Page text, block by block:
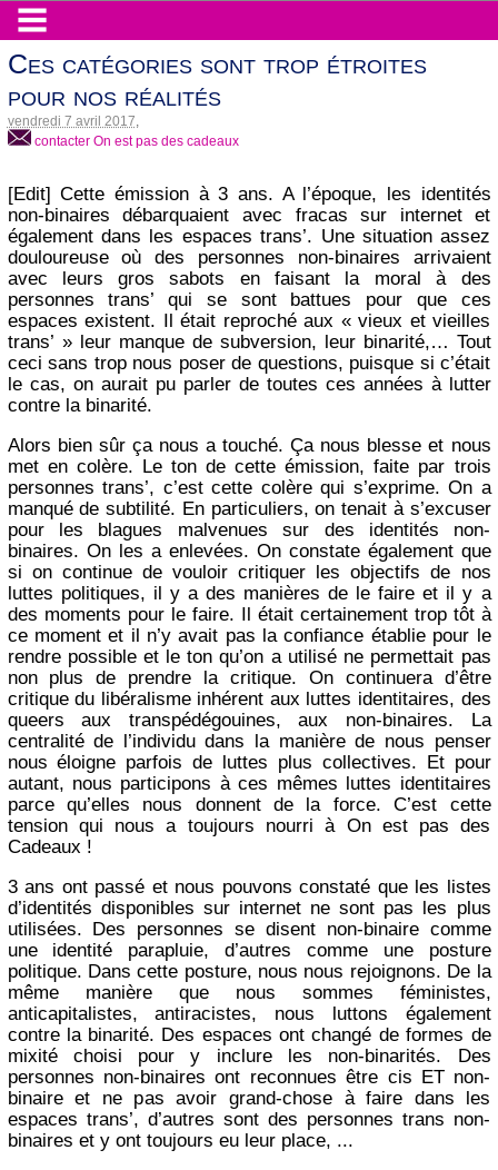
Ces catégories sont trop étroites
pour nos réalités
vendredi 7 avril 2017
contacter On est pas des cadeaux
[Edit] Cette émission à 3 ans. A l’époque, les identités
non-binaires débarquaient avec fracas sur internet et
également dans les espaces trans’. Une situation assez
douloureuse où des personnes non-binaires arrivaient
avec leurs gros sabots en faisant la moral à des
personnes trans’ qui se sont battues pour que ces
espaces existent. Il était reproché aux « vieux et vieilles
trans’ » leur manque de subversion, leur binarité,… Tout
ceci sans trop nous poser de questions, puisque si c’était
le cas, on aurait pu parler de toutes ces années à lutter
contre la binarité.
Alors bien sûr ça nous a touché. Ça nous blesse et nous
met en colère. Le ton de cette émission, faite par trois
personnes trans’, c’est cette colère qui s’exprime. On a
manqué de subtilité. En particuliers, on tenait à s’excuser
pour les blagues malvenues sur des identités non-
binaires. On les a enlevées. On constate également que
si on continue de vouloir critiquer les objectifs de nos
luttes politiques, il y a des manières de le faire et il y a
des moments pour le faire. Il était certainement trop tôt à
ce moment et il n’y avait pas la confiance établie pour le
rendre possible et le ton qu’on a utilisé ne permettait pas
non plus de prendre la critique. On continuera d’être
critique du libéralisme inhérent aux luttes identitaires, des
queers aux transpédégouines, aux non-binaires. La
centralité de l’individu dans la manière de nous penser
nous éloigne parfois de luttes plus collectives. Et pour
autant, nous participons à ces mêmes luttes identitaires
parce qu’elles nous donnent de la force. C’est cette
tension qui nous a toujours nourri à On est pas des
Cadeaux !
3 ans ont passé et nous pouvons constaté que les listes
d’identités disponibles sur internet ne sont pas les plus
utilisées. Des personnes se disent non-binaire comme
une identité parapluie, d’autres comme une posture
politique. Dans cette posture, nous nous rejoignons. De la
même manière que nous sommes féministes,
anticapitalistes, antiracistes, nous luttons également
contre la binarité. Des espaces ont changé de formes de
mixité choisi pour y inclure les non-binarités. Des
personnes non-binaires ont reconnues être cis ET non-
binaire et ne pas avoir grand-chose à faire dans les
espaces trans’, d’autres sont des personnes trans non-
binaires et y ont toujours eu leur place, ...